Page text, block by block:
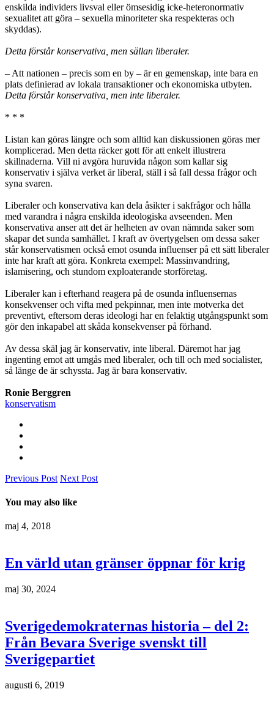
enskilda individers livsval eller ömsesidig icke-heteronormativ
sexualitet att göra – sexuella minoriteter ska respekteras och
skyddas).
Detta förstår konservativa, men sällan liberaler.
– Att nationen – precis som en by – är en gemenskap, inte bara en
plats definierad av lokala transaktioner och ekonomiska utbyten.
Detta förstår konservativa, men inte liberaler.
* * *
Listan kan göras längre och som alltid kan diskussionen göras mer
komplicerad. Men detta räcker gott för att enkelt illustrera
skillnaderna. Vill ni avgöra huruvida någon som kallar sig
konservativ i själva verket är liberal, ställ i så fall dessa frågor och
syna svaren.
Liberaler och konservativa kan dela åsikter i sakfrågor och hålla
med varandra i några enskilda ideologiska avseenden. Men
konservativa anser att det är helheten av ovan nämnda saker som
skapar det sunda samhället. I kraft av övertygelsen om dessa saker
står konservatismen också emot osunda influenser på ett sätt liberaler
inte har kraft att göra. Konkreta exempel: Massinvandring,
islamisering, och stundom exploaterande storföretag.
Liberaler kan i efterhand reagera på de osunda influensernas
konsekvenser och vifta med pekpinnar, men inte motverka det
preventivt, eftersom deras ideologi har en felaktig utgångspunkt som
gör den inkapabel att skåda konsekvenser på förhand.
Av dessa skäl jag är konservativ, inte liberal. Däremot har jag
ingenting emot att umgås med liberaler, och till och med socialister,
så länge de är schyssta. Jag är bara konservativ.
Ronie Berggren
konservatism
Previous Post Next Post
You may also like
maj 4, 2018
En värld utan gränser öppnar för krig
maj 30, 2024
Sverigedemokraternas historia – del 2:
Från Bevara Sverige svenskt till
Sverigepartiet
augusti 6, 2019